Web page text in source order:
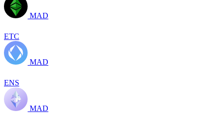
MAD
ETC
MAD
ENS
MAD